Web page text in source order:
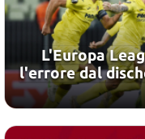
L'Europa
l'errore dal